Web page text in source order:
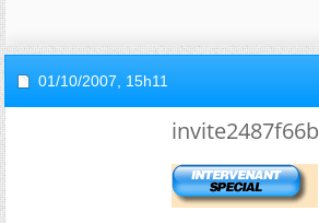
01/10/2007, 15h11
invite2487f66b